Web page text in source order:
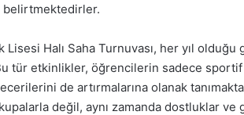
belirtmektedirler.
Lisesi Halı Saha Turnuvası, her yıl
tür etkinlikler, öğrencilerin sadece sportif
de artırmalarına olanak
değil, aynı zamanda dostluklar ve